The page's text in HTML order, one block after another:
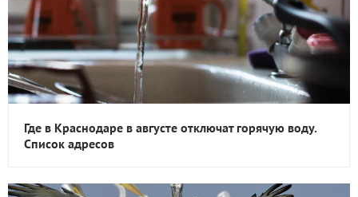
Где в Краснодаре в августе отключат горячую воду.
Список адресов